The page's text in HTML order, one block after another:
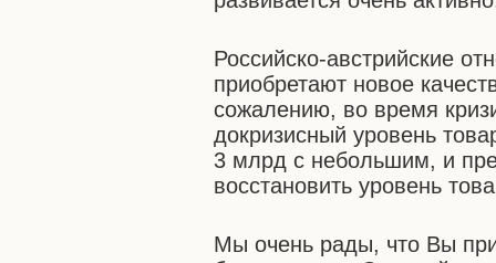
Российско-австрийские
приобретают новое
сожалению, во время
докризисный уровень
3 млрд с небольшим, и
восстановить уровень
Мы очень рады, что Вы